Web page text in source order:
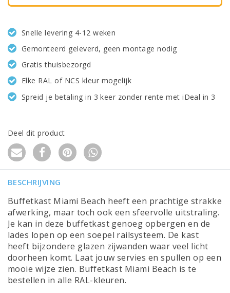
Snelle levering 4-12 weken
Gemonteerd geleverd, geen montage nodig
Gratis thuisbezorgd
Elke RAL of NCS kleur mogelijk
Spreid je betaling in 3 keer zonder rente met iDeal in 3
Deel dit product
BESCHRIJVING
Buffetkast Miami Beach heeft een prachtige strakke
afwerking, maar toch ook een sfeervolle uitstraling.
Je kan in deze buffetkast genoeg opbergen en de
lades lopen op een soepel railsysteem. De kast
heeft bijzondere glazen zijwanden waar veel licht
doorheen komt. Laat jouw servies en spullen op een
mooie wijze zien. Buffetkast Miami Beach is te
bestellen in alle RAL-kleuren.